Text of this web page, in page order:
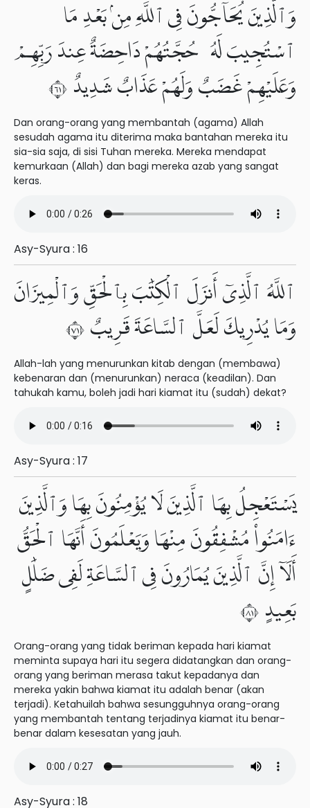
وَٱلَّذِينَ يُحَآجُّونَ فِى ٱللَّهِ مِنۢ بَعْدِ مَا
ٱسْتُجِيبَ لَهُۥ حُجَّتُهُمْ دَاحِضَةٌ عِندَ رَبِّهِمْ
وَعَلَيْهِمْ غَضَبٌ وَلَهُمْ عَذَابٌ شَدِيدٌ ١٦
Dan orang-orang yang membantah (agama) Allah
sesudah agama itu diterima maka bantahan mereka itu
sia-sia saja, di sisi Tuhan mereka. Mereka mendapat
kemurkaan (Allah) dan bagi mereka azab yang sangat
keras.
Asy-Syura : 16
ٱللَّهُ ٱلَّذِىٓ أَنزَلَ ٱلْكِتَٰبَ بِٱلْحَقِّ وَٱلْمِيزَانَ
وَمَا يُدْرِيكَ لَعَلَّ ٱلسَّاعَةَ قَرِيبٌ ١٧
Allah-lah yang menurunkan kitab dengan (membawa)
kebenaran dan (menurunkan) neraca (keadilan). Dan
tahukah kamu, boleh jadi hari kiamat itu (sudah) dekat?
Asy-Syura : 17
يَسْتَعْجِلُ بِهَا ٱلَّذِينَ لَا يُؤْمِنُونَ بِهَا وَٱلَّذِينَ
ءَامَنُوا۟ مُشْفِقُونَ مِنْهَا وَيَعْلَمُونَ أَنَّهَا ٱلْحَقُّ
أَلَآ إِنَّ ٱلَّذِينَ يُمَارُونَ فِى ٱلسَّاعَةِ لَفِى ضَلَٰلٍۭ
بَعِيدٍ ١٨
Orang-orang yang tidak beriman kepada hari kiamat
meminta supaya hari itu segera didatangkan dan orang-
orang yang beriman merasa takut kepadanya dan
mereka yakin bahwa kiamat itu adalah benar (akan
terjadi). Ketahuilah bahwa sesungguhnya orang-orang
yang membantah tentang terjadinya kiamat itu benar-
benar dalam kesesatan yang jauh.
Asy-Syura : 18